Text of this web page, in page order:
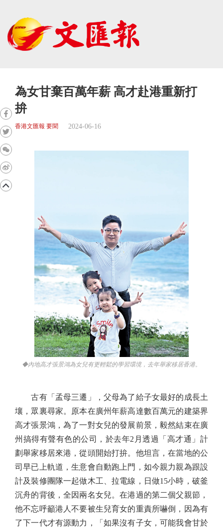
為女甘棄百萬年薪 高才赴港重新打
拚
香港文匯報 要聞 2024-06-16
◆內地高才張景鴻為女兒有更輕鬆的學習環境，去年舉家移居香港。
古有「孟母三遷」，父母為了給子女最好的成長土
壤，眾裏尋家。原本在廣州年薪高達數百萬元的建築界
高才張景鴻，為了一對女兒的發展前景，毅然結束在廣
州搞得有聲有色的公司，於去年2月透過「高才通」計
劃舉家移居來港，從頭開始打拚。他坦言，在當地的公
司早已上軌道，生意會自動跑上門，如今親力親為跟設
計及裝修團隊一起做木工、拉電線，日做15小時，破釜
沉舟的背後，全因兩名女兒。在港過的第二個父親節，
他不忘呼籲港人不要被生兒育女的重責所嚇倒，因為有
了下一代才有源動力，「如果沒有子女，可能我會甘於